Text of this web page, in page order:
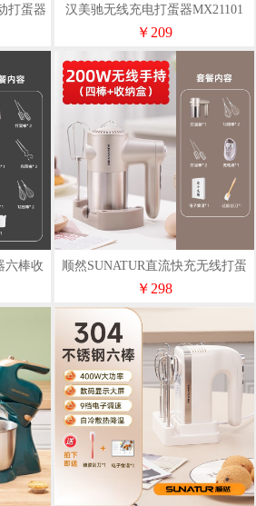
打蛋器
汉美驰无线充电打蛋器MX21101
￥209
六棒收
顺然SUNATUR直流快充无线打蛋
器四棒款HM-DCC610
￥298